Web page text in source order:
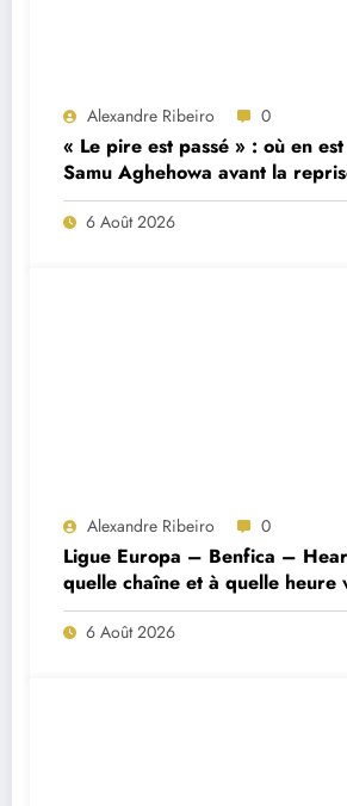
Alexandre Ribeiro 0
« Le pire est passé » : où en
Samu Aghehowa avant la
Porto ?
6 Août 2026
Alexandre Ribeiro 0
Ligue Europa – Benfica –
quelle chaîne et à quelle heure
match ?
6 Août 2026